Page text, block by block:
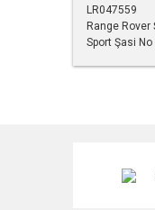
LR047559
Range Rover
Sport Şasi
Ürün